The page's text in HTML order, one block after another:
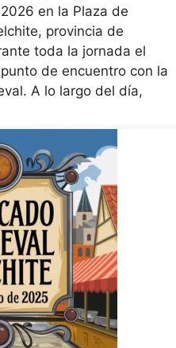
en la Plaza de
provincia de
toda la jornada el
de encuentro con la
A lo largo del día,